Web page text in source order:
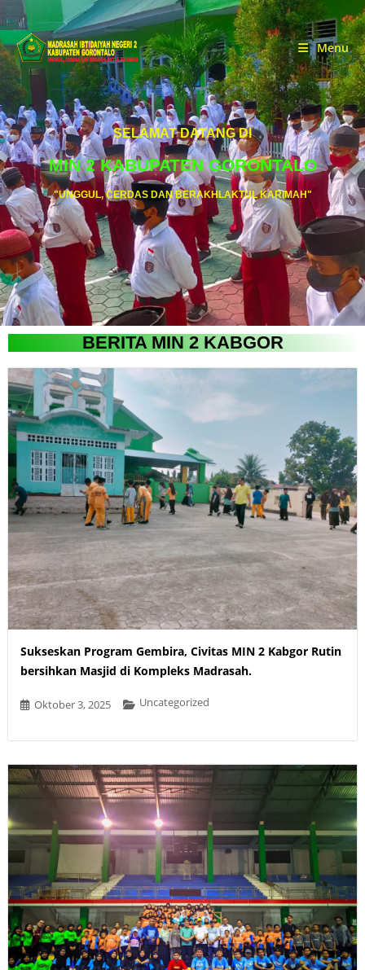
Menu
SELAMAT DATANG DI
MIN 2 KABUPATEN GORONTALO
"UNGGUL, CERDAS DAN BERAKHLAKTUL KARIMAH"
BERITA MIN 2 KABGOR
Sukseskan Program Gembira, Civitas MIN 2 Kabgor Rutin
bersihkan Masjid di Kompleks Madrasah.
Oktober 3, 2025 Uncategorized